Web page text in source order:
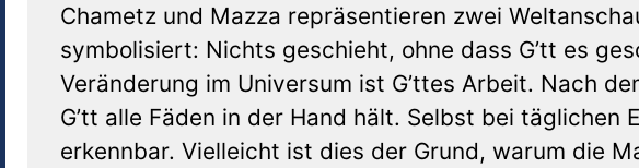
Chametz und Mazza repräsentieren zwei
symbolisiert: Nichts geschieht, ohne dass G’tt es
Veränderung im Universum ist G’ttes Arbeit. Nach
G’tt alle Fäden in der Hand hält. Selbst bei täglichen
erkennbar. Vielleicht ist dies der Grund, warum die